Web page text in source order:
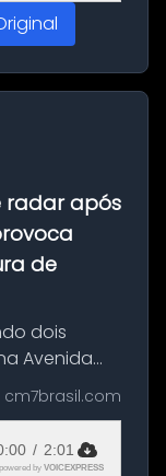
radar após
de
dois
Avenida
feira
de
cm7brasil.com
/ 2:01
powered by VOICEXPRESS